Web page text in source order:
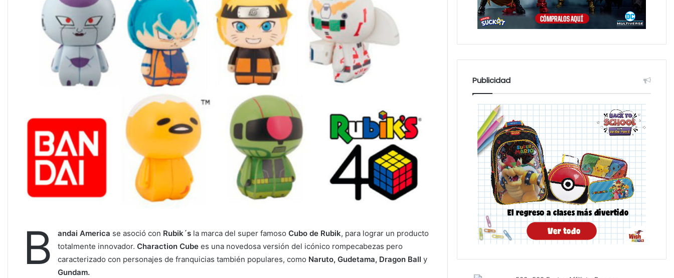
B andai America se asoció con Rubik´s la marca del super famoso Cubo de Rubik, para lograr un producto
totalmente innovador. Charaction Cube es una novedosa versión del icónico rompecabezas pero
caracterizado con personajes de franquicias también populares, como Naruto, Gudetama, Dragon Ball y
Gundam.
Publicidad